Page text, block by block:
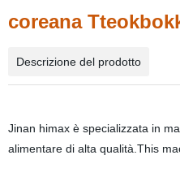
coreana
Descrizione del prodotto
Jinan himax è specializzata in
alimentare di alta qualità.This